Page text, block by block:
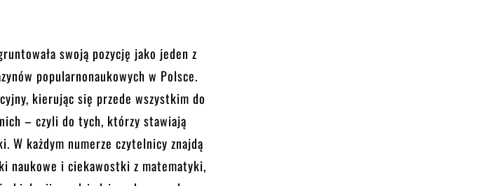
swoją pozycję jako jeden z
popularnonaukowych w Polsce.
kierując się przede wszystkim do
– czyli do tych, którzy stawiają
W każdym numerze czytelnicy znajdą
naukowe i ciekawostki z matematyki,